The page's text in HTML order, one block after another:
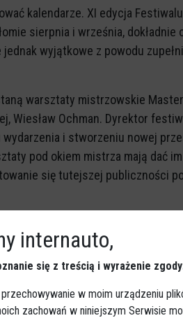
kalendarze. XI edycja
sierpnia i września, dokładnie
wyjątkowe z powodu
warsztaty mistrzowskie
Wiesław Ochman. Dyrektor
wydarzenia i stworzeniu nowej
pod okiem mistrza mają dać
się tutejszej publiczności
śpiewaczki i śpiewaków
mocno ograniczona. Komisja na
uczestników. Sami wezmą oni
1-3 września.
internauto,
się z treścią i wyrażenie
w moim urządzeniu
zachowań w niniejszym Serwisie